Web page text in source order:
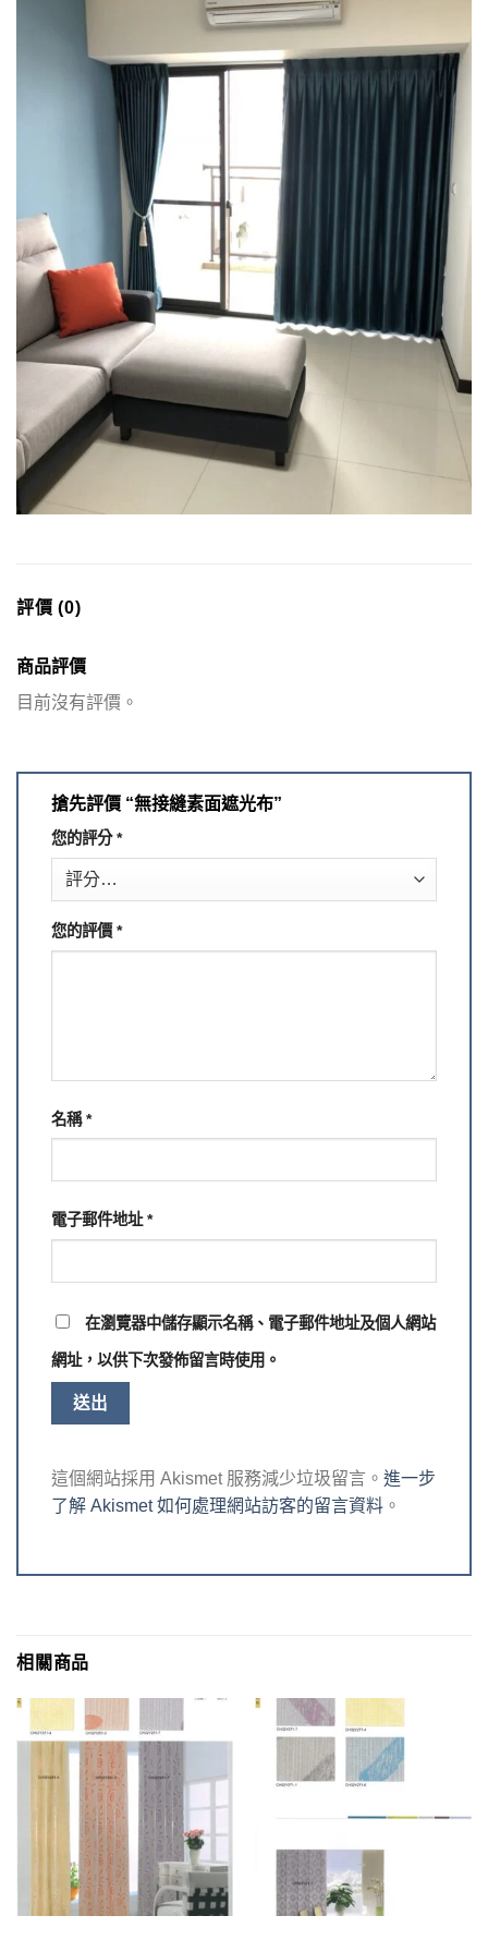
評價 (0)
商品評價
目前沒有評價。
搶先評價 “無接縫素面遮光布”
您的評分*
您的評價 *
名稱*
電子郵件地址*
在瀏覽器中儲存顯示名稱、電子郵件地址及個人網站
網址，以供下次發佈留言時使用。
這個網站採用 Akismet 服務減少垃圾留言。 進一步
了解 Akismet 如何處理網站訪客的留言資料 。
相關商品